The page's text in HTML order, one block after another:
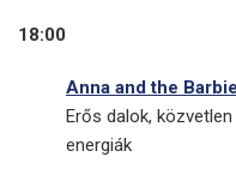
18:00
Anna and the
Erős dalok,
energiák